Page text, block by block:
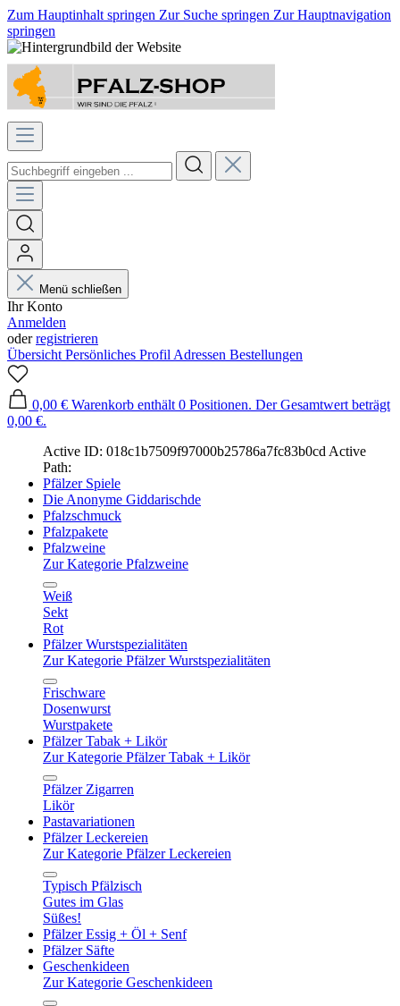
Zum Hauptinhalt springen Zur Suche springen Zur Hauptnavigation
springen
Menü schließen
Ihr Konto
Anmelden
oderregistrieren
Übersicht Persönliches Profil Adressen Bestellungen
0,00 € Warenkorb enthält 0 Positionen. Der Gesamtwert beträgt
0,00 €.
Active ID: 018c1b7509f97000b25786a7fc83b0cd Active
Path:
Pfälzer Spiele
Die Anonyme Giddarischde
Pfalzschmuck
Pfalzpakete
Pfalzweine
Zur Kategorie Pfalzweine
Weiß
Sekt
Rot
Pfälzer Wurstspezialitäten
Zur Kategorie Pfälzer Wurstspezialitäten
Frischware
Dosenwurst
Wurstpakete
Pfälzer Tabak + Likör
Zur Kategorie Pfälzer Tabak + Likör
Pfälzer Zigarren
Likör
Pastavariationen
Pfälzer Leckereien
Zur Kategorie Pfälzer Leckereien
Typisch Pfälzisch
Gutes im Glas
Süßes!
Pfälzer Essig + Öl + Senf
Pfälzer Säfte
Geschenkideen
Zur Kategorie Geschenkideen